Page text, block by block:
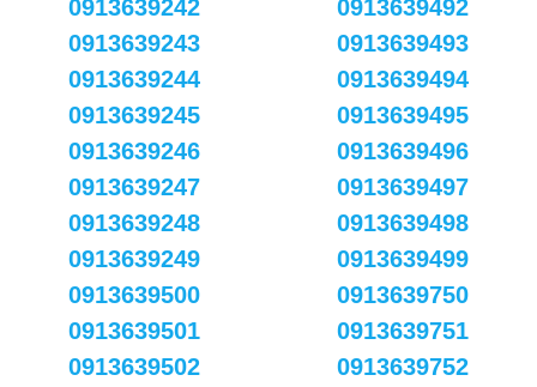
0913639242
0913639243
0913639244
0913639245
0913639246
0913639247
0913639248
0913639249
0913639492
0913639493
0913639494
0913639495
0913639496
0913639497
0913639498
0913639499
0913639500
0913639501
0913639502
0913639750
0913639751
0913639752